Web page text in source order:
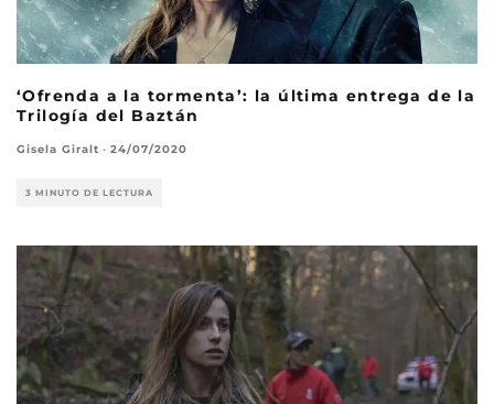
‘Ofrenda a la tormenta’: la última entrega de la
Trilogía del Baztán
Gisela Giralt · 24/07/2020
3 MINUTO DE LECTURA